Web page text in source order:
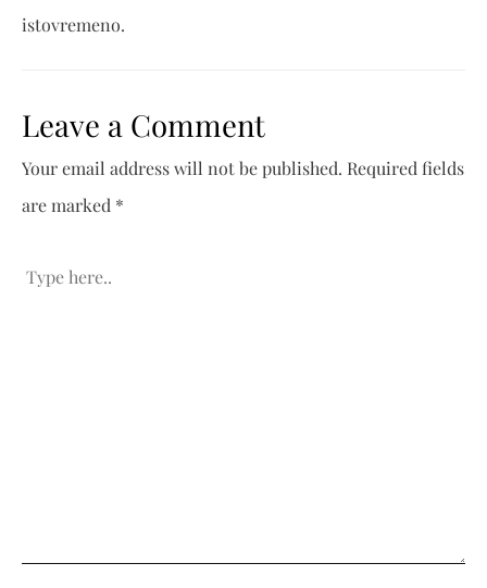
istovremeno.
Leave a Comment
Your email address will not be published. Required fields
are marked *